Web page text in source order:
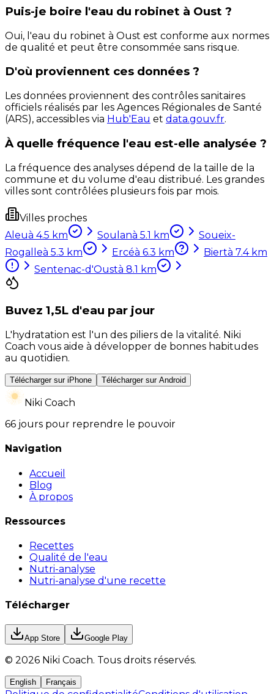
Puis-je boire l'eau du robinet à Oust ?
Oui, l'eau du robinet à Oust est conforme aux normes
de qualité et peut être consommée sans risque.
D'où proviennent ces données ?
Les données proviennent des contrôles sanitaires
officiels réalisés par les Agences Régionales de Santé
(ARS), accessibles via Hub'Eau et data.gouv.fr.
À quelle fréquence l'eau est-elle analysée ?
La fréquence des analyses dépend de la taille de la
commune et du volume d'eau distribué. Les grandes
villes sont contrôlées plusieurs fois par mois.
Villes proches
Aleuà 4.5 km Soulanà 5.1 km
Soueix-
Rogalleà 5.3 km Ercéà 6.3 km Biertà 7.4km
Sentenac-d'Oustà 8.1 km
Buvez 1,5L d'eau par jour
L'hydratation est l'un des piliers de la vitalité. Niki
Coach vous aide à développer de bonnes habitudes
au quotidien.
Télécharger sur iPhone Télécharger sur Android
Niki Coach
66 jours pour reprendre le pouvoir
Navigation
Accueil
Blog
À propos
Ressources
Recettes
Qualité de l'eau
Nutri-analyse
Nutri-analyse d'une recette
Télécharger
App Store Google Play
© 2026 Niki Coach. Tous droits réservés.
English Français